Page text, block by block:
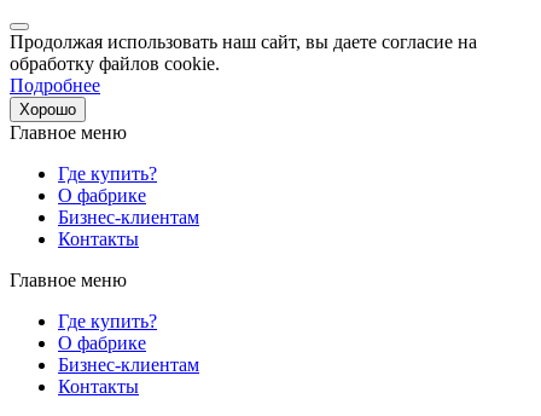
Продолжая использовать наш сайт, вы даете согласие на
обработку файлов cookie.
Подробнее
Хорошо
Главное меню
Где купить?
О фабрике
Бизнес-клиентам
Контакты
Главное меню
Где купить?
О фабрике
Бизнес-клиентам
Контакты